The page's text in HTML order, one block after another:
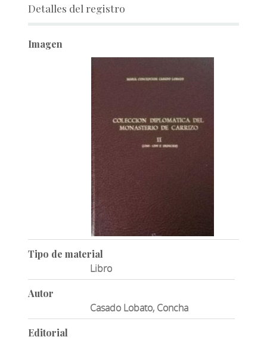
Detalles del registro
Imagen
Tipo de material
Libro
Autor
Casado Lobato, Concha
Editorial